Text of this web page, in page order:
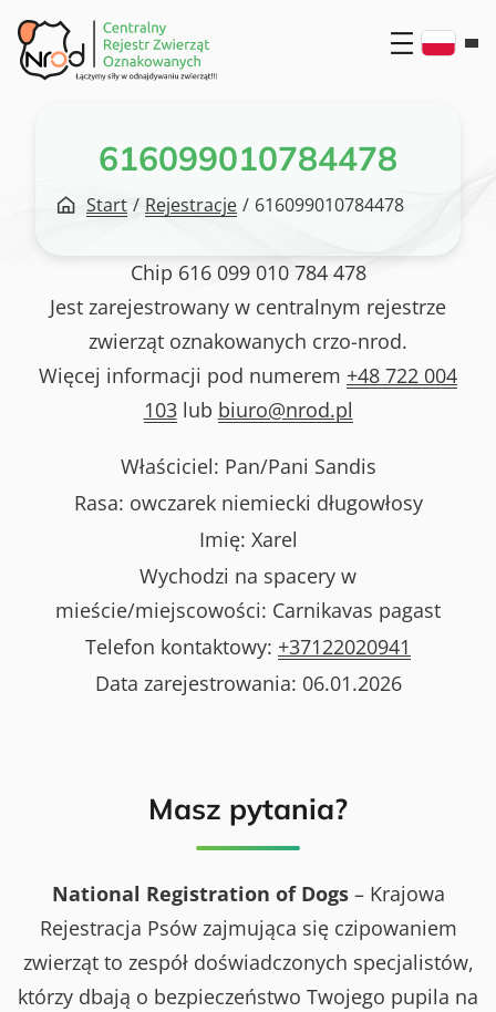
Przejdź
do
treści
616099010784478
Start / Rejestracje / 616099010784478
Chip 616 099 010 784 478
Jest zarejestrowany w centralnym rejestrze
zwierząt oznakowanych crzo-nrod.
Więcej informacji pod numerem +48 722 004
103lub biuro@nrod.pl
Właściciel: Pan/Pani Sandis
Rasa: owczarek niemiecki długowłosy
Imię: Xarel
Wychodzi na spacery w
mieście/miejscowości: Carnikavas pagast
Telefon kontaktowy: +37122020941
Data zarejestrowania: 06.01.2026
Masz pytania?
National Registration of Dogs– Krajowa
Rejestracja Psów zajmująca się czipowaniem
zwierząt to zespół doświadczonych specjalistów,
którzy dbają o bezpieczeństwo Twojego pupila na